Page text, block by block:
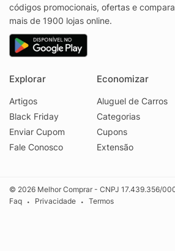
códigos promocionais, ofertas e
mais de 1900 lojas online.
Explorar
Artigos
Black Friday
Enviar Cupom
Fale Conosco
Economizar
Aluguel de Carros
Categorias
Cupons
Extensão
© 2026 Melhor Comprar - CNPJ 17.439.356/
Faq
• Privacidade • Termos